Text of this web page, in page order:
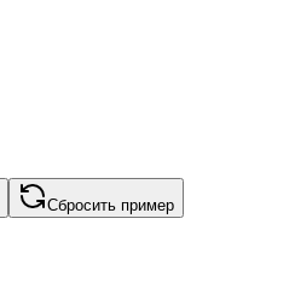
Сбросить пример